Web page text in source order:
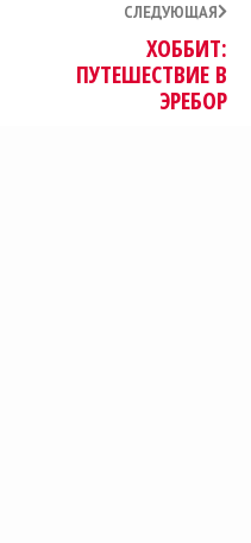
СЛЕДУЮЩАЯ
ХОББИТ:
ПУТЕШЕСТВИЕ В
ЭРЕБОР